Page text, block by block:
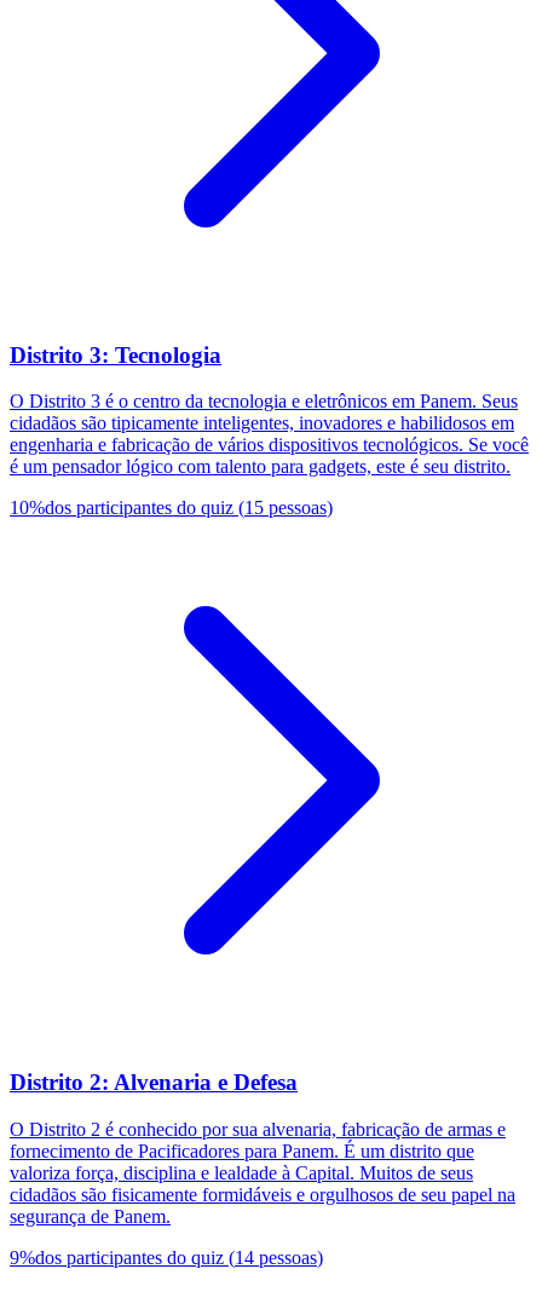
Distrito 3: Tecnologia
O Distrito 3 é o centro da tecnologia e eletrônicos em Panem. Seus
cidadãos são tipicamente inteligentes, inovadores e habilidosos em
engenharia e fabricação de vários dispositivos tecnológicos. Se você
é um pensador lógico com talento para gadgets, este é seu distrito.
10%dos participantes do quiz (15 pessoas)
Distrito 2: Alvenaria e Defesa
O Distrito 2 é conhecido por sua alvenaria, fabricação de armas e
fornecimento de Pacificadores para Panem. É um distrito que
valoriza força, disciplina e lealdade à Capital. Muitos de seus
cidadãos são fisicamente formidáveis e orgulhosos de seu papel na
segurança de Panem.
9%dos participantes do quiz (14 pessoas)